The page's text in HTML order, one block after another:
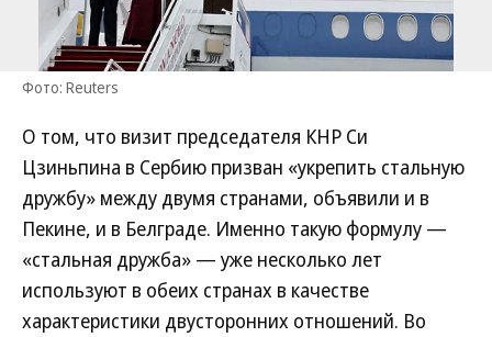
Фото: Reuters
О том, что визит председателя КНР Си
Цзиньпина в Сербию призван «укрепить стальную
дружбу» между двумя странами, объявили и в
Пекине, и в Белграде. Именно такую формулу —
«стальная дружба» — уже несколько лет
используют в обеих странах в качестве
характеристики двусторонних отношений. Во